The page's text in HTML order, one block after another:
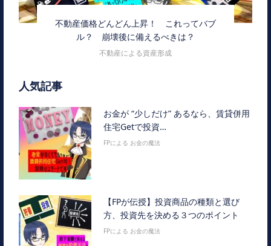
不動産価格どんどん上昇！ これってバブ
ル？ 崩壊後に備えるべきは？
不動産による資産形成
人気記事
お金が “少しだけ” あるなら、賃貸併用
住宅Getで投資…
FPによる お金の魔法
【FPが伝授】投資商品の種類と選び
方、投資先を決める３つのポイント
FPによる お金の魔法